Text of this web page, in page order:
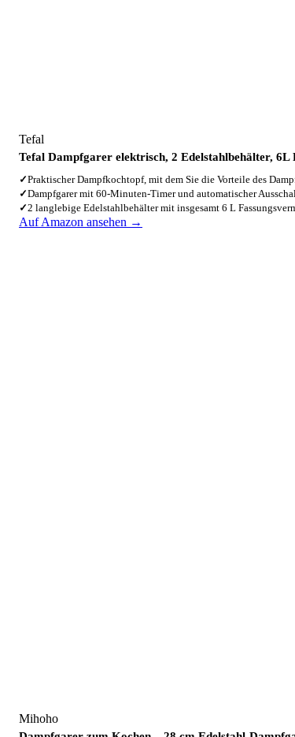
Tefal
Tefal Dampfgarer elektrisch, 2 Edelstahlbehälter,
✓Praktischer Dampfkochtopf, mit dem Sie die Vorteile des
✓Dampfgarer mit 60-Minuten-Timer und automatischer
✓2 langlebige Edelstahlbehälter mit insgesamt 6 L
Auf Amazon ansehen →
Mihoho